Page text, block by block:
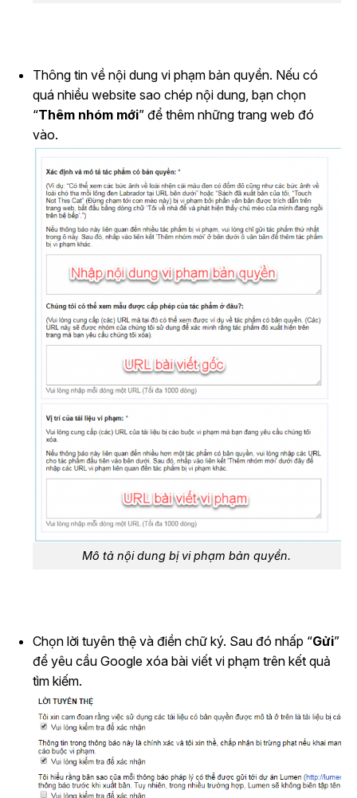
Thông tin về nội dung vi phạm bản quyền. Nếu có
quá nhiều website sao chép nội dung, bạn chọn
“Thêm nhóm mới” để thêm những trang web đó
vào.
Mô tả nội dung bị vi phạm bản quyền.
Chọn lời tuyên thệ và điền chữ ký. Sau đó nhấp “Gửi”
để yêu cầu Google xóa bài viết vi phạm trên kết quả
tìm kiếm.